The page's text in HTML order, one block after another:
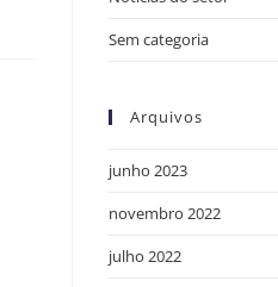
Sem categoria
Arquivos
junho 2023
novembro 2022
julho 2022